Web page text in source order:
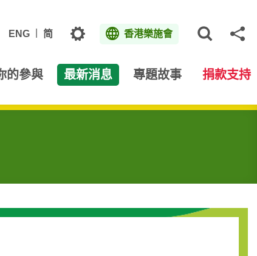
ENG 简 主題 香港樂施會
的參與 最新消息 專題故事 捐款支持